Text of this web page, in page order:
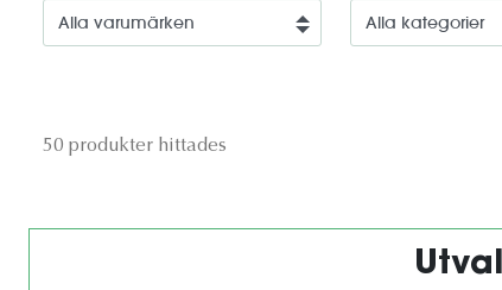
50 produkter hittades